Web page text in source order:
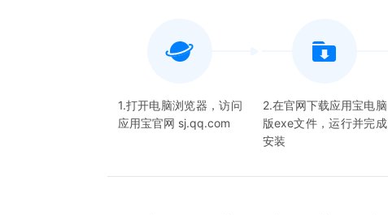
1.打开电脑浏览器，访问
应用宝官网 sj.qq.com
2.在官网下载应用宝电脑
版exe文件，运行并完成
安装